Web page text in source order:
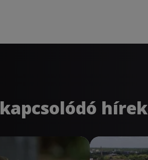
kapcsolódó hírek